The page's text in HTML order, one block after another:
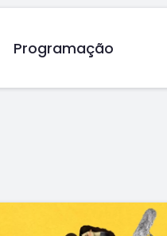
Programação